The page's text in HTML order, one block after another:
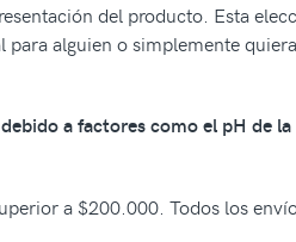
del producto. Esta
para alguien o simplemente
a factores como el pH de la
a $200.000. Todos los